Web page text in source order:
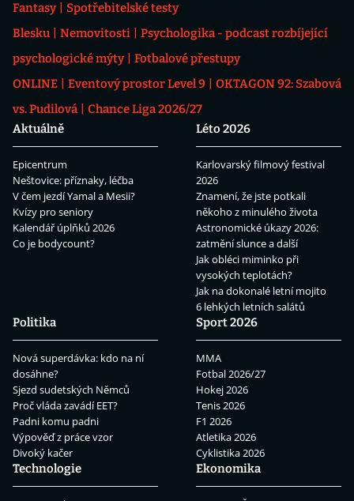
Fantasy
Spotřebitelské testy
Blesku
Nemovitosti
Psychologika - podcast rozbíjející
psychologické mýty
Fotbalové přestupy
ONLINE
Eventový prostor Level 9
OKTAGON 92: Szabová
vs. Pudilová
Chance Liga 2026/27
Aktuálně
Epicentrum
Neštovice: příznaky, léčba
V čem jezdí Yamal a Mesii?
Kvízy pro seniory
Kalendář úplňků 2026
Co je bodycount?
Léto 2026
Karlovarský filmový festival
2026
Znamení, že jste potkali
někoho z minulého života
Astronomické úkazy 2026:
zatmění slunce a další
Jak obléci miminko při
vysokých teplotách?
Jak na dokonalé letní mojito
6 lehkých letních salátů
Politika
Nová superdávka: kdo na ní
dosáhne?
Sjezd sudetských Němců
Proč vláda zavádí EET?
Padni komu padni
Výpověď z práce vzor
Divoký kačer
Sport 2026
MMA
Fotbal 2026/27
Hokej 2026
Tenis 2026
F1 2026
Atletika 2026
Cyklistika 2026
Technologie
Ekonomika